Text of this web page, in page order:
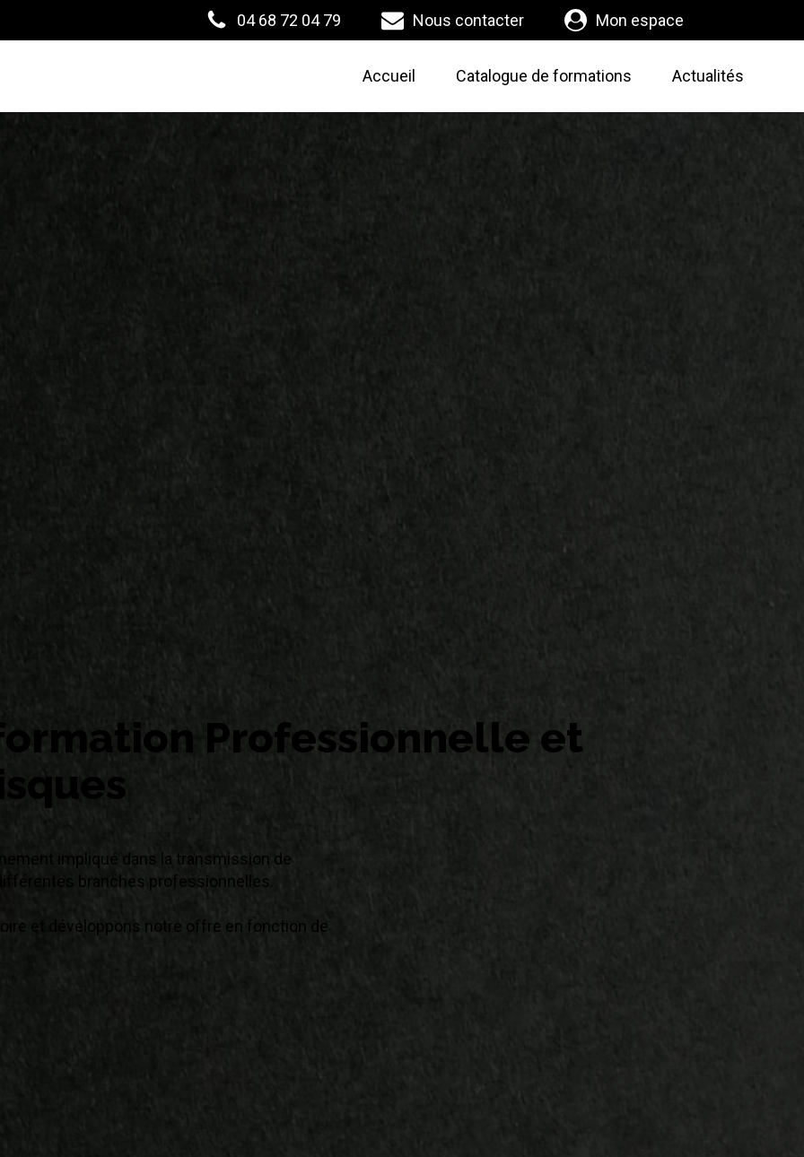
Professionnelle et
impliqué dans la transmission de
branches professionnelles.
et développons notre offre en fonction de
04 68 72 04 79 Nous contacter Mon espace
Accueil Catalogue de formations Actualités